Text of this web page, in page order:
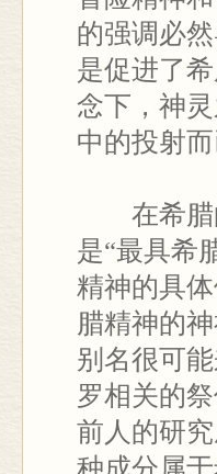
的强调必
是促进了
念下，神
中的投射
在希
是“最具希
精神的具
腊精神的
别名很可
罗相关的
前人的研
种成分属